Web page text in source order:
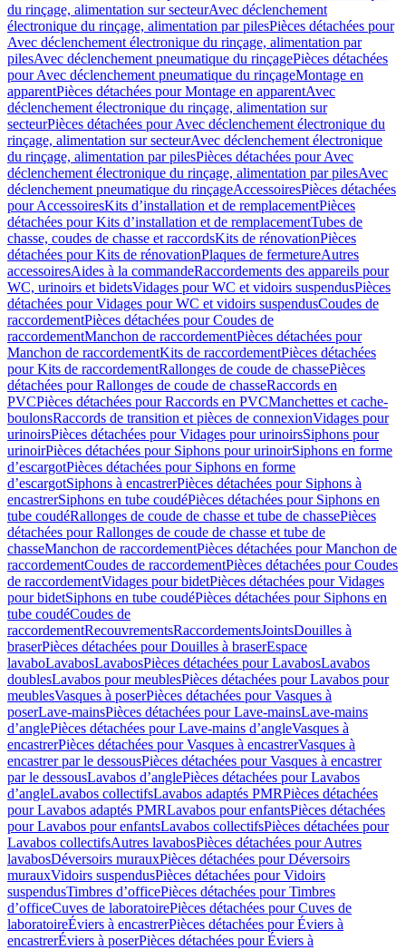
du rinçage, alimentation sur secteurAvec déclenchement
électronique du rinçage, alimentation par pilesPièces détachées pour
Avec déclenchement électronique du rinçage, alimentation par
pilesAvec déclenchement pneumatique du rinçagePièces détachées
pour Avec déclenchement pneumatique du rinçageMontage en
apparentPièces détachées pour Montage en apparentAvec
déclenchement électronique du rinçage, alimentation sur
secteurPièces détachées pour Avec déclenchement électronique du
rinçage, alimentation sur secteurAvec déclenchement électronique
du rinçage, alimentation par pilesPièces détachées pour Avec
déclenchement électronique du rinçage, alimentation par pilesAvec
déclenchement pneumatique du rinçageAccessoiresPièces détachées
pour AccessoiresKits d’installation et de remplacementPièces
détachées pour Kits d’installation et de remplacementTubes de
chasse, coudes de chasse et raccordsKits de rénovationPièces
détachées pour Kits de rénovationPlaques de fermetureAutres
accessoiresAides à la commandeRaccordements des appareils pour
WC, urinoirs et bidetsVidages pour WC et vidoirs suspendusPièces
détachées pour Vidages pour WC et vidoirs suspendusCoudes de
raccordementPièces détachées pour Coudes de
raccordementManchon de raccordementPièces détachées pour
Manchon de raccordementKits de raccordementPièces détachées
pour Kits de raccordementRallonges de coude de chassePièces
détachées pour Rallonges de coude de chasseRaccords en
PVCPièces détachées pour Raccords en PVCManchettes et cache-
boulonsRaccords de transition et pièces de connexionVidages pour
urinoirsPièces détachées pour Vidages pour urinoirsSiphons pour
urinoirPièces détachées pour Siphons pour urinoirSiphons en forme
d’escargotPièces détachées pour Siphons en forme
d’escargotSiphons à encastrerPièces détachées pour Siphons à
encastrerSiphons en tube coudéPièces détachées pour Siphons en
tube coudéRallonges de coude de chasse et tube de chassePièces
détachées pour Rallonges de coude de chasse et tube de
chasseManchon de raccordementPièces détachées pour Manchon de
raccordementCoudes de raccordementPièces détachées pour Coudes
de raccordementVidages pour bidetPièces détachées pour Vidages
pour bidetSiphons en tube coudéPièces détachées pour Siphons en
tube coudéCoudes de
raccordementRecouvrementsRaccordementsJointsDouilles à
braserPièces détachées pour Douilles à braserEspace
lavaboLavabosLavabosPièces détachées pour LavabosLavabos
doublesLavabos pour meublesPièces détachées pour Lavabos pour
meublesVasques à poserPièces détachées pour Vasques à
poserLave-mainsPièces détachées pour Lave-mainsLave-mains
d’anglePièces détachées pour Lave-mains d’angleVasques à
encastrerPièces détachées pour Vasques à encastrerVasques à
encastrer par le dessousPièces détachées pour Vasques à encastrer
par le dessousLavabos d’anglePièces détachées pour Lavabos
d’angleLavabos collectifsLavabos adaptés PMRPièces détachées
pour Lavabos adaptés PMRLavabos pour enfantsPièces détachées
pour Lavabos pour enfantsLavabos collectifsPièces détachées pour
Lavabos collectifsAutres lavabosPièces détachées pour Autres
lavabosDéversoirs murauxPièces détachées pour Déversoirs
murauxVidoirs suspendusPièces détachées pour Vidoirs
suspendusTimbres dʼofficePièces détachées pour Timbres
dʼofficeCuves de laboratoirePièces détachées pour Cuves de
laboratoireÉviers à encastrerPièces détachées pour Éviers à
encastrerÉviers à poserPièces détachées pour Éviers à